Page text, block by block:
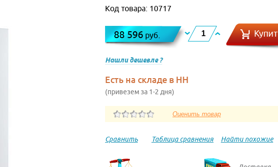
Код товара: 10717
88 596 руб.
Нашли дешевле ?
Есть на складе в НН
(привезем за 1-2 дня)
Сравнить Таблица сравнения Найти похожие